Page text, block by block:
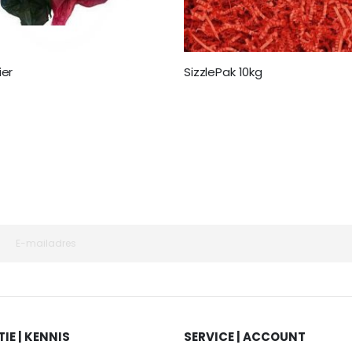
SizzlePak 10kg
| KENNIS SERVICE | ACCOUNT